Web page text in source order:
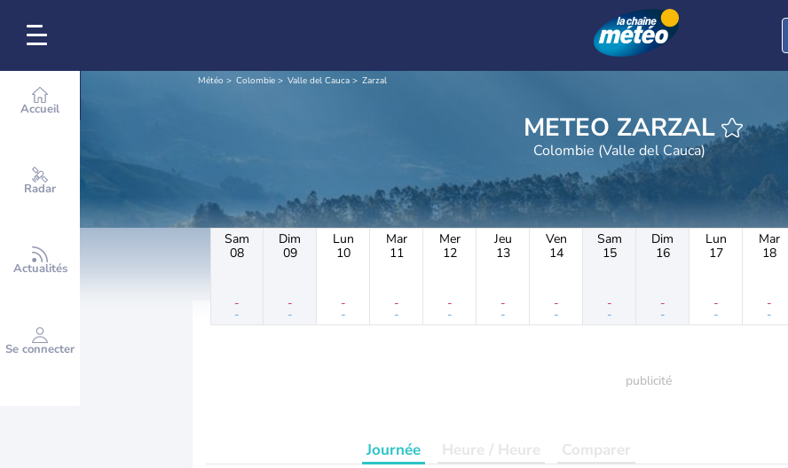
Accueil
Radar
Actualités
Se connecter
Météo Colombie Valle del Cauca Zarzal
METEO ZARZAL
Colombie (Valle del Cauca)
Sam
08
-
-
Dim
09
-
-
Lun
10
-
-
Mar
11
-
-
Mer
12
-
-
Jeu
13
-
-
Ven
14
-
-
Sam
15
-
-
Dim
16
-
-
Lun
17
-
-
Mar
18
-
-
Journée Heure / Heure Comparer